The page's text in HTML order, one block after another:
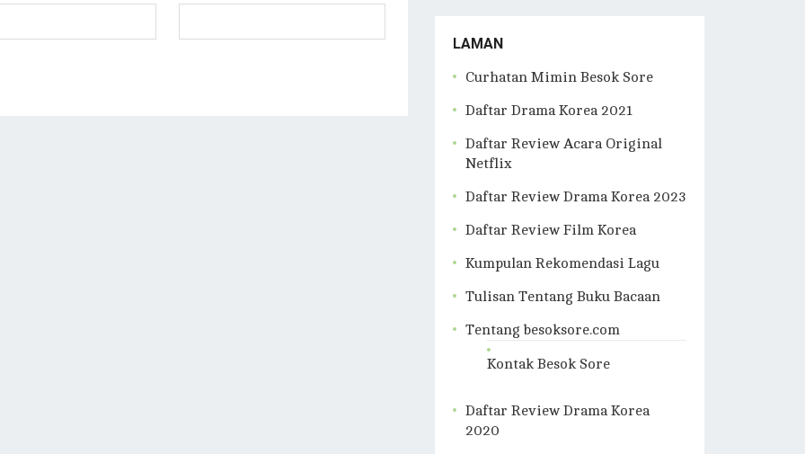
LAMAN
Curhatan Mimin Besok Sore
Daftar Drama Korea 2021
Daftar Review Acara Original
Netflix
Daftar Review Drama Korea 2023
Daftar Review Film Korea
Kumpulan Rekomendasi Lagu
Tulisan Tentang Buku Bacaan
Tentang besoksore.com
Kontak Besok Sore
Daftar Review Drama Korea
2020